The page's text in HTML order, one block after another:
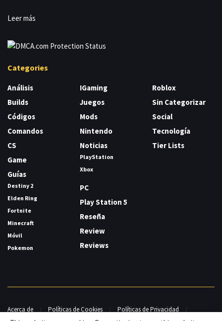
Leer más
Categories
Análisis
Builds
Códigos
Comandos
CS
Game
Guías
Destiny 2
Elden Ring
Fortnite
Minecraft
Móvil
Pokemon
IGaming
Juegos
Mods
Nintendo
Noticias
PlayStation
Xbox
PC
Play Station 5
Reseña
Review
Reviews
Roblox
Sin Categorizar
Social
Tecnología
Tier Lists
Acerca de Políticas de Cookies
Políticas de Privacidad
Contacto